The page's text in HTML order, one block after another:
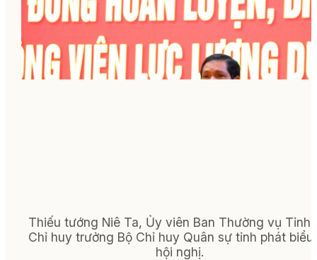
Thiếu tướng Niê Ta, Ủy viên Ban Thường vụ Tỉnh
Chỉ huy trưởng Bộ Chỉ huy Quân sự tỉnh phát biểu
hội nghị.